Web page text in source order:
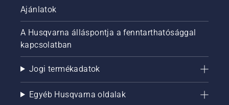
Ajánlatok
A Husqvarna álláspontja a fenntarthatósággal
kapcsolatban
Jogi termékadatok
Egyéb Husqvarna oldalak